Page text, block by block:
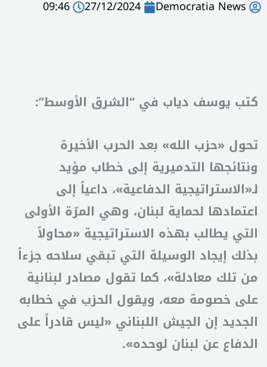
Democratia News
27/12/2024
09:46
كتب يوسف دياب في “الشرق الأوسط”:
تحول «حزب الله» بعد الحرب الأخيرة
ونتائجها التدميرية إلى خطاب مؤيد
لـ«الاستراتيجية الدفاعية»، داعياً إلى
اعتمادها لحماية لبنان، وهي المرّة الأولى
التي يطالب بهذه الاستراتيجية «محاولاً
بذلك إيجاد الوسيلة التي تبقي سلاحه جزءاً
من تلك معادلة»، كما تقول مصادر لبنانية
على خصومة معه، ويقول الحزب في خطابه
الجديد إن الجيش اللبناني «ليس قادراً على
الدفاع عن لبنان لوحده».